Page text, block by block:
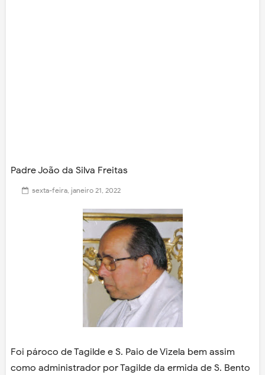
Padre João da Silva Freitas
sexta-feira, janeiro 21, 2022
Foi pároco de Tagilde e S. Paio de Vizela bem assim
como administrador por Tagilde da ermida de S. Bento